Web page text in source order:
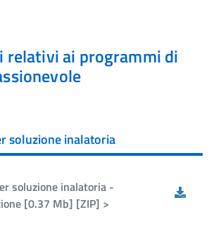
relativi ai programmi di
soluzione inalatoria
soluzione inalatoria -
[0.37 Mb] [ZIP] >